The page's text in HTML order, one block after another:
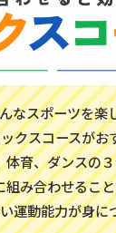
なスポーツを楽
クスコースがお
体育、ダンスの
組み合わせるこ
運動能力が身に